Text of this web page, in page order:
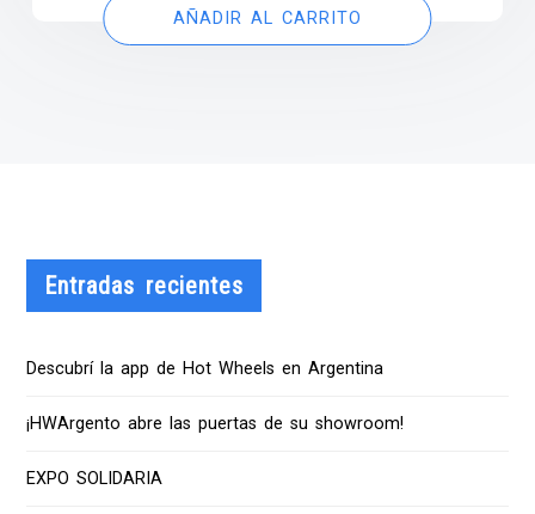
AÑADIR AL CARRITO
Entradas recientes
Descubrí la app de Hot Wheels en Argentina
¡HWArgento abre las puertas de su showroom!
EXPO SOLIDARIA